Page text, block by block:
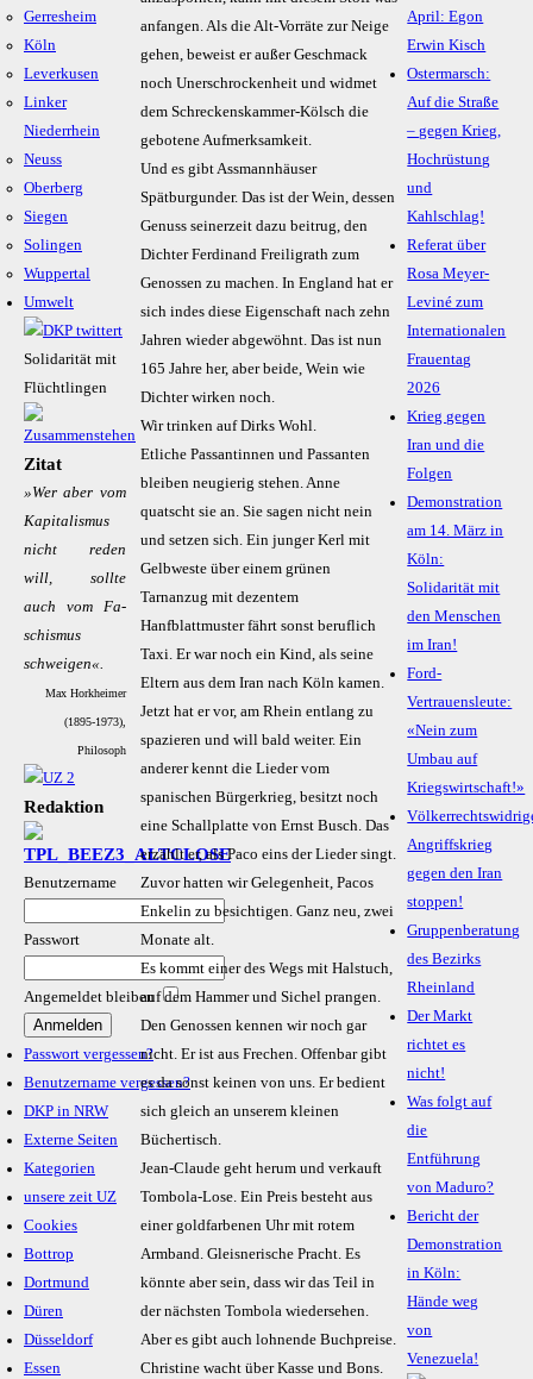
Gerresheim
Köln
Leverkusen
Linker
Niederrhein
Neuss
Oberberg
Siegen
Solingen
Wuppertal
Umwelt
Solidarität mit
Flüchtlingen
Zitat
»Wer aber vom
Ka­pi­ta­lis­mus
nicht re­den
will, soll­te
auch vom Fa­
schis­mus
schwei­gen«.
Max Horkheimer
(1895-1973),
Philosoph
Redaktion
Benutzername
Passwort
Angemeldet bleiben
Passwort vergessen?
Benutzername vergessen?
DKP in NRW
Externe Seiten
Kategorien
unsere zeit UZ
Cookies
Bottrop
Dortmund
Düren
Düsseldorf
Essen
anfangen. Als die Alt-Vorräte zur Neige
gehen, beweist er außer Geschmack
noch Unerschrockenheit und widmet
dem Schreckenskammer-Kölsch die
gebotene Aufmerksamkeit.
Und es gibt Assmannhäuser
Spätburgunder. Das ist der Wein, dessen
Genuss seinerzeit dazu beitrug, den
Dichter Ferdinand Freiligrath zum
Genossen zu machen. In England hat er
sich indes diese Eigenschaft nach zehn
Jahren wieder abgewöhnt. Das ist nun
165 Jahre her, aber beide, Wein wie
Dichter wirken noch.
Wir trinken auf Dirks Wohl.
Etliche Passantinnen und Passanten
bleiben neugierig stehen. Anne
quatscht sie an. Sie sagen nicht nein
und setzen sich. Ein junger Kerl mit
Gelbweste über einem grünen
Tarnanzug mit dezentem
Hanfblattmuster fährt sonst beruflich
Taxi. Er war noch ein Kind, als seine
Eltern aus dem Iran nach Köln kamen.
Jetzt hat er vor, am Rhein entlang zu
spazieren und will bald weiter. Ein
anderer kennt die Lieder vom
spanischen Bürgerkrieg, besitzt noch
eine Schallplatte von Ernst Busch. Das
erzählt er, als Paco eins der Lieder singt.
Zuvor hatten wir Gelegenheit, Pacos
Enkelin zu besichtigen. Ganz neu, zwei
Monate alt.
Es kommt einer des Wegs mit Halstuch,
auf dem Hammer und Sichel prangen.
Den Genossen kennen wir noch gar
nicht. Er ist aus Frechen. Offenbar gibt
es da sonst keinen von uns. Er bedient
sich gleich an unserem kleinen
Büchertisch.
Jean-Claude geht herum und verkauft
Tombola-Lose. Ein Preis besteht aus
einer goldfarbenen Uhr mit rotem
Armband. Gleisnerische Pracht. Es
könnte aber sein, dass wir das Teil in
der nächsten Tombola wiedersehen.
Aber es gibt auch lohnende Buchpreise.
Christine wacht über Kasse und Bons.
April: Egon
Erwin Kisch
Ostermarsch:
Auf die Straße
– gegen Krieg,
Hochrüstung
und
Kahlschlag!
Referat über
Rosa Meyer-
Leviné zum
Internationalen
Frauentag
2026
Krieg gegen
Iran und die
Folgen
Demonstration
am 14. März in
Köln:
Solidarität mit
den Menschen
im Iran!
Ford-
Vertrauensleute:
«Nein zum
Umbau auf
Kriegswirtschaft!»
Angriffskrieg
gegen den Iran
stoppen!
Gruppenberatung
des Bezirks
Rheinland
Der Markt
richtet es
nicht!
Was folgt auf
die
Entführung
von Maduro?
Bericht der
Demonstration
in Köln:
Hände weg
von
Venezuela!